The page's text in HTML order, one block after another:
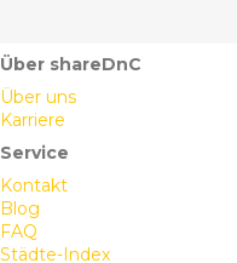
Über shareDnC
Über uns
Karriere
Service
Kontakt
Blog
FAQ
Städte-Index